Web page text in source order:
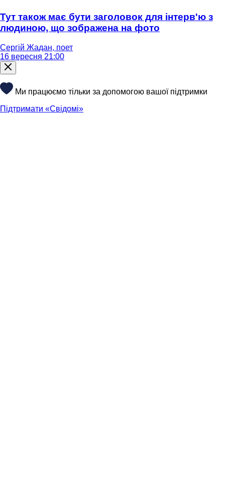
Тут також має бути заголовок для інтерв'ю з
людиною, що зображена на фото
Сергій Жадан, поет
16 вересня 21:00
Ми працюємо тільки за допомогою вашої підтримки
Підтримати «Свідомі»